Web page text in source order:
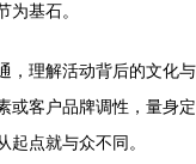
基石。
，理解活动背后的文化与
或客户品牌调性，量身定
点就与众不同。